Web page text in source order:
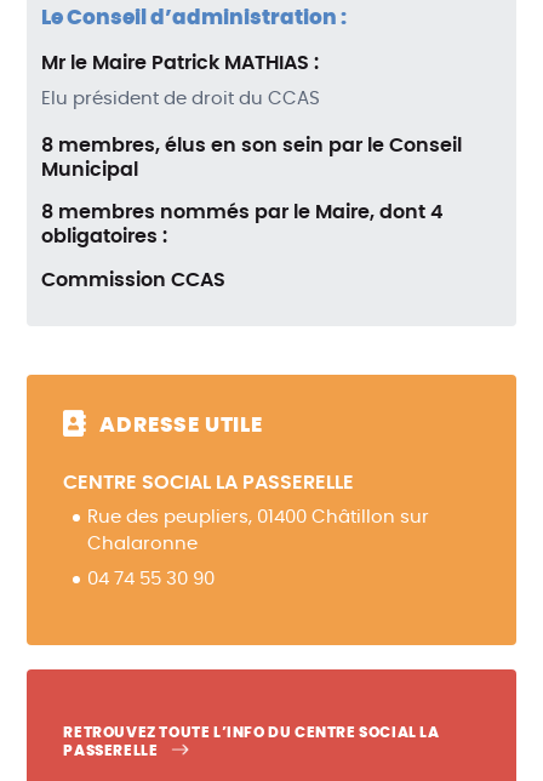
Le Conseil d’administration :
Mr le Maire Patrick MATHIAS :
Elu président de droit duCCAS
8 membres, élus en son sein par le Conseil
Municipal
8 membres nommés par le Maire, dont 4
obligatoires :
CommissionCCAS
ADRESSE UTILE
CENTRE SOCIAL LA PASSERELLE
Rue des peupliers, 01400 Châtillon sur
Chalaronne
04 74 55 30 90
RETROUVEZ TOUTE L’INFO DU CENTRE SOCIAL LA
PASSERELLE